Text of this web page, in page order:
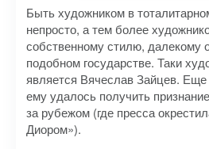
Быть художником в
непросто, а тем более
собственному стилю, далекому
подобном государстве. Таки
является Вячеслав Зайцев.
ему удалось получить
за рубежом (где пресса
Диором»).